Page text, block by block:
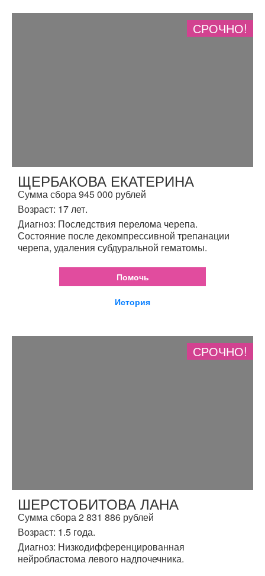
СРОЧНО!
ЩЕРБАКОВА ЕКАТЕРИНА
Сумма сбора 945 000 рублей
Возраст: 17 лет.
Диагноз: Последствия перелома черепа.
Состояние после декомпрессивной трепанации
черепа, удаления субдуральной гематомы.
Помочь
История
СРОЧНО!
ШЕРСТОБИТОВА ЛАНА
Сумма сбора 2 831 886 рублей
Возраст: 1.5 года.
Диагноз: Низкодифференцированная
нейробластома левого надпочечника.